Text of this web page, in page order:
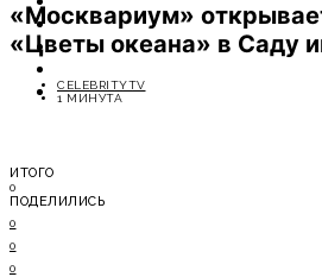
МОДА
ЛИЧНОСТЬ
СОВЕТЫ ЭКСПЕРТОВ
«Москвариум»
«Цветы океана» в Саду
CELEBRITYTV
1 МИНУТА
ИТОГО
0
ПОДЕЛИЛИСЬ
0
0
0